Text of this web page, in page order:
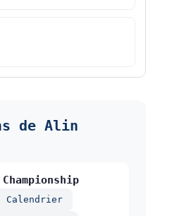
de Alin
Calendrier